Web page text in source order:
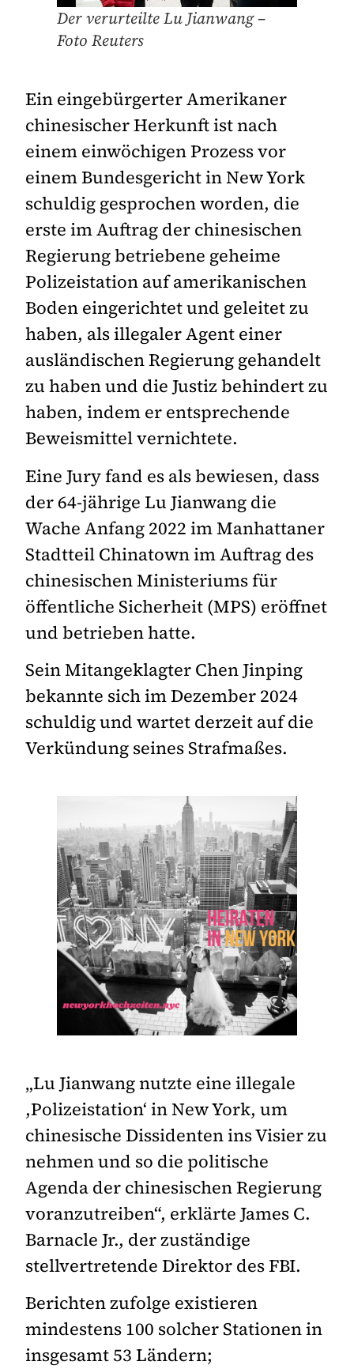
Der verurteilte Lu Jianwang –
Foto Reuters
Ein eingebürgerter Amerikaner
chinesischer Herkunft ist nach
einem einwöchigen Prozess vor
einem Bundesgericht in New York
schuldig gesprochen worden, die
erste im Auftrag der chinesischen
Regierung betriebene geheime
Polizeistation auf amerikanischen
Boden eingerichtet und geleitet zu
haben, als illegaler Agent einer
ausländischen Regierung gehandelt
zu haben und die Justiz behindert zu
haben, indem er entsprechende
Beweismittel vernichtete.
Eine Jury fand es als bewiesen, dass
der 64-jährige Lu Jianwang die
Wache Anfang 2022 im Manhattaner
Stadtteil Chinatown im Auftrag des
chinesischen Ministeriums für
öffentliche Sicherheit (MPS) eröffnet
und betrieben hatte.
Sein Mitangeklagter Chen Jinping
bekannte sich im Dezember 2024
schuldig und wartet derzeit auf die
Verkündung seines Strafmaßes.
„Lu Jianwang nutzte eine illegale
,Polizeistation‘ in New York, um
chinesische Dissidenten ins Visier zu
nehmen und so die politische
Agenda der chinesischen Regierung
voranzutreiben“, erklärte James C.
Barnacle Jr., der zuständige
stellvertretende Direktor des FBI.
Berichten zufolge existieren
mindestens 100 solcher Stationen in
insgesamt 53 Ländern;